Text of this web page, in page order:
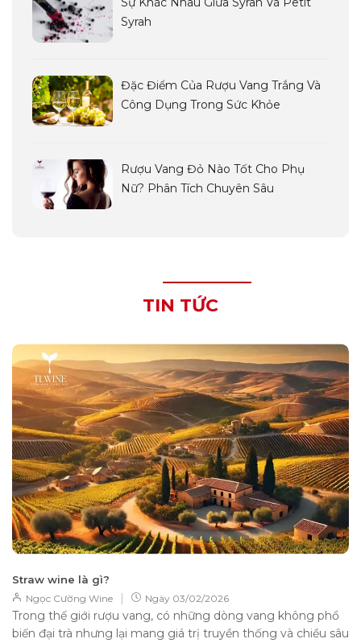
Syrah
Đặc Điểm Của Rượu Vang Trắng Và
Công Dụng Trong Sức Khỏe
Rượu Vang Đỏ Nào Tốt Cho Phụ
Nữ? Phân Tích Chuyên Sâu
TIN TỨC
Straw wine là gì?
Ngọc Cường Wine | Ngày 03/02/2026
Trong thế giới rượu vang, có những dòng vang không phổ
biến đại trà nhưng lại mang giá trị truyền thống và chiều sâu